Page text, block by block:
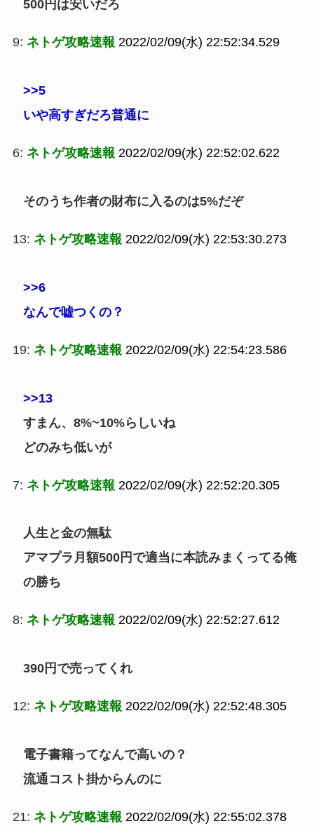
500円は安いだろ
9: ネトゲ攻略速報 2022/02/09(水) 22:52:34.529
>>5
いや高すぎだろ普通に
6: ネトゲ攻略速報 2022/02/09(水) 22:52:02.622
そのうち作者の財布に入るのは5%だぞ
13: ネトゲ攻略速報 2022/02/09(水) 22:53:30.273
>>6
なんで嘘つくの？
19: ネトゲ攻略速報 2022/02/09(水) 22:54:23.586
>>13
すまん、8%~10%らしいね
どのみち低いが
7: ネトゲ攻略速報 2022/02/09(水) 22:52:20.305
人生と金の無駄
アマプラ月額500円で適当に本読みまくってる俺
の勝ち
8: ネトゲ攻略速報 2022/02/09(水) 22:52:27.612
390円で売ってくれ
12: ネトゲ攻略速報 2022/02/09(水) 22:52:48.305
電子書籍ってなんで高いの？
流通コスト掛からんのに
21: ネトゲ攻略速報 2022/02/09(水) 22:55:02.378